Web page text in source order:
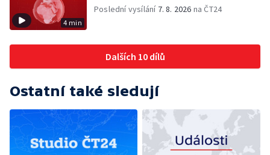
4 min
Poslední vysílání 7. 8. 2026 na ČT24
Dalších 10 dílů
Ostatní také sledují